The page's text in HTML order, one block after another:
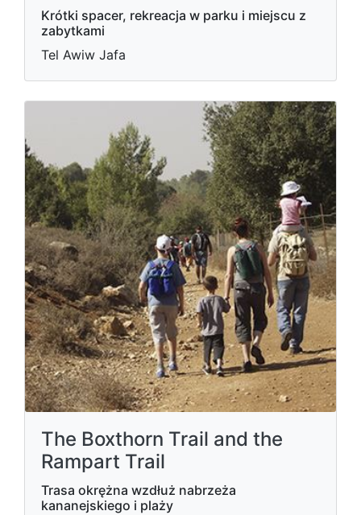
Krótki spacer, rekreacja w parku i miejscu z
zabytkami
Tel Awiw Jafa
The Boxthorn Trail and the
Rampart Trail
Trasa okrężna wzdłuż nabrzeża
kananejskiego i plaży